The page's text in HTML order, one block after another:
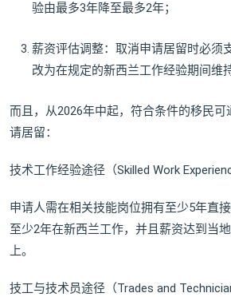
验由最多3年降至最多2年；
薪资评估调整：取消申请居留时必须
改为在规定的新西兰工作经验期间维
而且，从2026年中起，符合条件的移民
请居留：
技术工作经验途径（Skilled Work
申请人需在相关技能岗位拥有至少5年直
至少2年在新西兰工作，并且薪资达到当
上。
技工与技术员途径（Trades and